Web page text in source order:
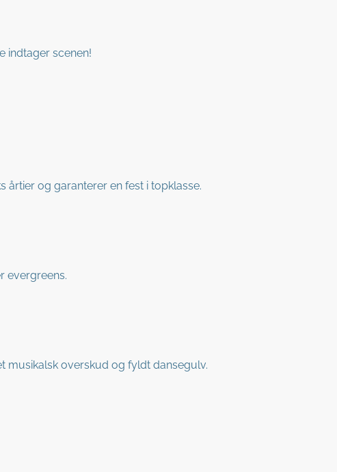
indtager scenen!
årtier og garanterer en fest i topklasse.
evergreens.
musikalsk overskud og fyldt dansegulv.